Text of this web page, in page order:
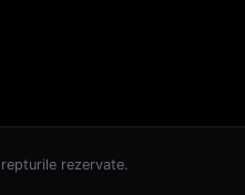
rezervate.